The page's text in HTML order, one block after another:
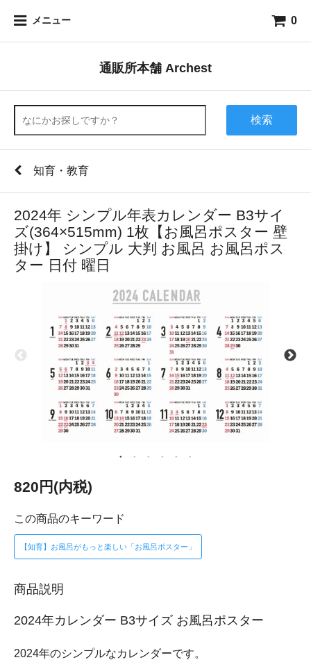
メニュー 0
通販所本舗 Archest
検索
知育・教育
2024年 シンプル年表カレンダー B3サイ
ズ(364×515mm) 1枚【お風呂ポスター 壁
掛け】 シンプル 大判 お風呂 お風呂ポス
ター 日付 曜日
820円(内税)
この商品のキーワード
【知育】お風呂がもっと楽しい「お風呂ポスター」
商品説明
2024年カレンダー B3サイズ お風呂ポスター
2024年のシンプルなカレンダーです。